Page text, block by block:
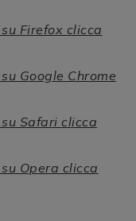
Firefox clicca
Google Chrome
Safari clicca
Opera clicca